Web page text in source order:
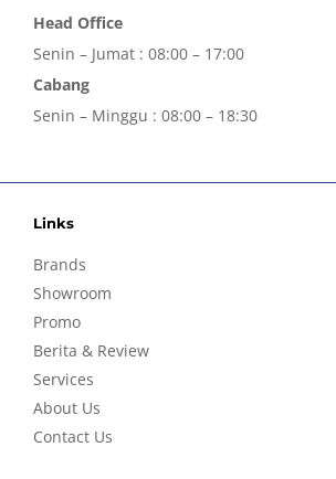
Head Office
Senin – Jumat : 08:00 – 17:00
Cabang
Senin – Minggu : 08:00 – 18:30
Links
Brands
Showroom
Promo
Berita & Review
Services
About Us
Contact Us